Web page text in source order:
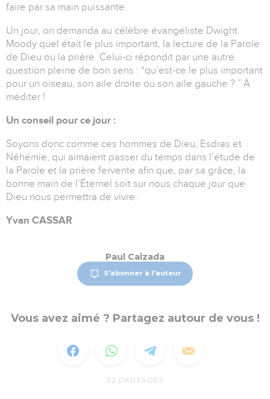
faire par sa main puissante.
Un jour, on demanda au célèbre évangéliste Dwight
Moody quel était le plus important, la lecture de la Parole
de Dieu ou la prière. Celui-ci répondit par une autre
question pleine de bon sens : “qu’est-ce le plus important
pour un oiseau, son aile droite ou son aile gauche ? ” À
méditer !
Un conseil pour ce jour :
Soyons donc comme ces hommes de Dieu, Esdras et
Néhémie, qui aimaient passer du temps dans l’étude de
la Parole et la prière fervente afin que, par sa grâce, la
bonne main de l’Éternel soit sur nous chaque jour que
Dieu nous permettra de vivre.
Yvan CASSAR
Paul Calzada
S'abonner à l'auteur
Vous avez aimé ? Partagez autour de vous !
32 PARTAGES